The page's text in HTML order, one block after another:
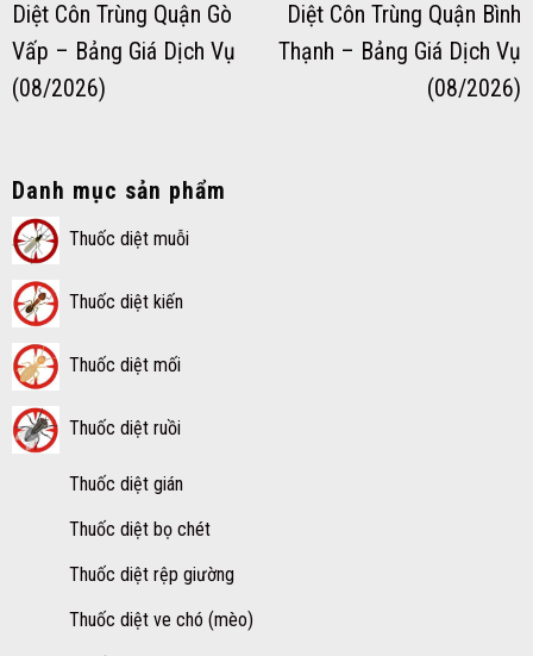
Diệt Côn Trùng Quận Gò
Vấp – Bảng Giá Dịch Vụ
(08/2026)
Diệt Côn Trùng Quận Bình
Thạnh – Bảng Giá Dịch Vụ
(08/2026)
Danh mục sản phẩm
Thuốc diệt muỗi
Thuốc diệt kiến
Thuốc diệt mối
Thuốc diệt ruồi
Thuốc diệt gián
Thuốc diệt bọ chét
Thuốc diệt rệp giường
Thuốc diệt ve chó (mèo)